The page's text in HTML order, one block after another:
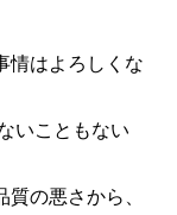
情はよろしくな
いこともない
の悪さから、